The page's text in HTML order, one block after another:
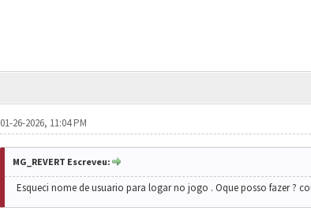
01-26-2026, 11:04 PM
MG_REVERT Escreveu:
Esqueci nome de usuario para logar no jogo . Oque posso fazer ?